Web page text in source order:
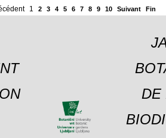
1 2 3 4 5 6 7 8 9 10 Suivant Fin
DE